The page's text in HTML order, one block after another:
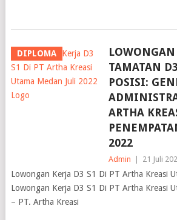
DIPLOMA
LOWONGAN
TAMATAN
POSISI:
ARTHA
2022
Admin 21 Juli
Lowongan Kerja D3 S1 Di PT Artha Kreasi
Lowongan Kerja D3 S1 Di PT Artha Kreasi
– PT. Artha Kreasi